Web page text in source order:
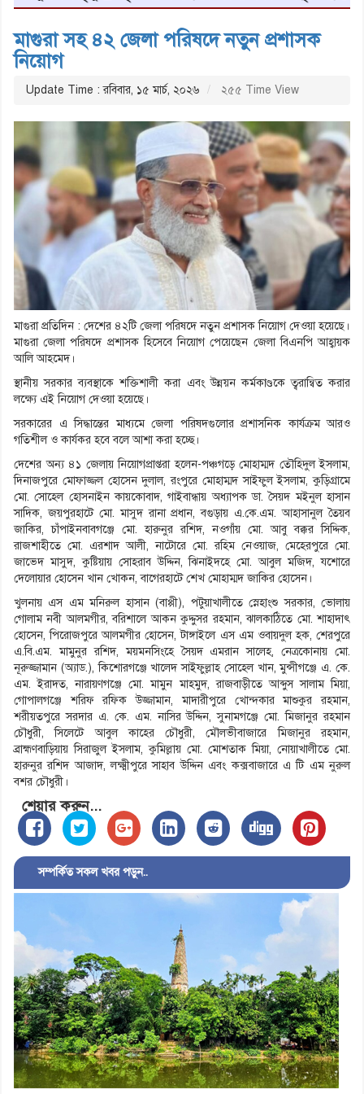
মাগুরা সহ ৪২ জেলা পরিষদে নতুন প্রশাসক
নিয়োগ
Update Time : রবিবার, ১৫ মার্চ, ২০২৬ ২৫৫ Time View
মাগুরা প্রতিদিন : দেশের ৪২টি জেলা পরিষদে নতুন প্রশাসক নিয়োগ দেওয়া হয়েছে।
মাগুরা জেলা পরিষদে প্রশাসক হিসেবে নিয়োগ পেয়েছেন জেলা বিএনপি আহ্বায়ক
আলি আহমেদ।
স্থানীয় সরকার ব্যবস্থাকে শক্তিশালী করা এবং উন্নয়ন কর্মকাণ্ডকে ত্বরান্বিত করার
লক্ষ্যে এই নিয়োগ দেওয়া হয়েছে।
সরকারের এ সিদ্ধান্তের মাধ্যমে জেলা পরিষদগুলোর প্রশাসনিক কার্যক্রম আরও
গতিশীল ও কার্যকর হবে বলে আশা করা হচ্ছে।
দেশের অন্য ৪১ জেলায় নিয়োগপ্রাপ্তরা হলেন-পঞ্চগড়ে মোহাম্মদ তৌহিদুল ইসলাম,
দিনাজপুরে মোফাজ্জল হোসেন দুলাল, রংপুরে মোহাম্মদ সাইফুল ইসলাম, কুড়িগ্রামে
মো. সোহেল হোসনাইন কায়কোবাদ, গাইবান্ধায় অধ্যাপক ডা. সৈয়দ মইনুল হাসান
সাদিক, জয়পুরহাটে মো. মাসুদ রানা প্রধান, বগুড়ায় এ.কে.এম. আহাসানুল তৈয়ব
জাকির, চাঁপাইনবাবগঞ্জে মো. হারুনুর রশিদ, নওগাঁয় মো. আবু বক্কর সিদ্দিক,
রাজশাহীতে মো. এরশাদ আলী, নাটোরে মো. রহিম নেওয়াজ, মেহেরপুরে মো.
জাভেদ মাসুদ, কুষ্টিয়ায় সোহরাব উদ্দিন, ঝিনাইদহে মো. আবুল মজিদ, যশোরে
দেলোয়ার হোসেন খান খোকন, বাগেরহাটে শেখ মোহাম্মদ জাকির হোসেন।
খুলনায় এস এম মনিরুল হাসান (বাপ্পী), পটুয়াখালীতে স্নেহাংশু সরকার, ভোলায়
গোলাম নবী আলমগীর, বরিশালে আকন কুদ্দুসর রহমান, ঝালকাঠিতে মো. শাহাদাৎ
হোসেন, পিরোজপুরে আলমগীর হোসেন, টাঙ্গাইলে এস এম ওবায়দুল হক, শেরপুরে
এ.বি.এম. মামুনুর রশিদ, ময়মনসিংহে সৈয়দ এমরান সালেহ, নেত্রকোনায় মো.
নূরুজ্জামান (অ্যাড.), কিশোরগঞ্জে খালেদ সাইফুল্লাহ সোহেল খান, মুন্সীগঞ্জে এ. কে.
এম. ইরাদত, নারায়ণগঞ্জে মো. মামুন মাহমুদ, রাজবাড়ীতে আব্দুস সালাম মিয়া,
গোপালগঞ্জে শরিফ রফিক উজ্জামান, মাদারীপুরে খোন্দকার মাশুকুর রহমান,
শরীয়তপুরে সরদার এ. কে. এম. নাসির উদ্দিন, সুনামগঞ্জে মো. মিজানুর রহমান
চৌধুরী, সিলেটে আবুল কাহের চৌধুরী, মৌলভীবাজারে মিজানুর রহমান,
ব্রাহ্মণবাড়িয়ায় সিরাজুল ইসলাম, কুমিল্লায় মো. মোশতাক মিয়া, নোয়াখালীতে মো.
হারুনুর রশিদ আজাদ, লক্ষ্মীপুরে সাহাব উদ্দিন এবং কক্সবাজারে এ টি এম নুরুল
বশর চৌধুরী।
শেয়ার করুন...
সম্পর্কিত সকল খবর পড়ুন..